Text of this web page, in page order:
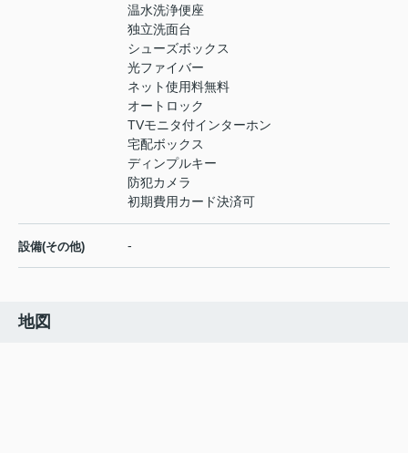
温水洗浄便座
独立洗面台
シューズボックス
光ファイバー
ネット使用料無料
オートロック
TVモニタ付インターホン
宅配ボックス
ディンプルキー
防犯カメラ
初期費用カード決済可
設備(その他) -
地図